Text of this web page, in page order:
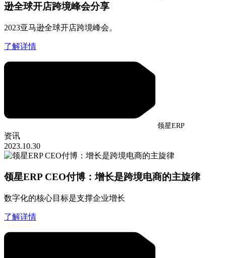
逊全球开店跨境峰会分享
2023亚马逊全球开店跨境峰会。
了解详情
领星ERP
资讯
2023.10.30
领星ERP CEO付博：增长是跨境电商的主旋律
数字化的核心目标是支撑企业增长
了解详情